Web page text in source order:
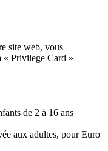
site web, vous
« Privilege Card »
de 2 à 16 ans
aux adultes, pour Euro